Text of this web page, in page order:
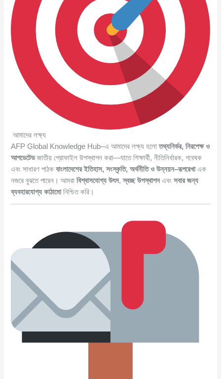
আমাদের লক্ষ্য
AFP Global Knowledge Hub–এ আমাদের লক্ষ্য হলোতথ্যনির্ভর, নিরপেক্ষ ও
আপডেটেডজাতীয় প্রোফাইল উপস্থাপন করা—যাতে শিক্ষার্থী, নীতিনির্ধারক, গবেষক
এবং সাধারণ পাঠকবাংলাদেশের ইতিহাস, সংস্কৃতি, অর্থনীতি ও উন্নয়ন–রূপরেখাএক
নজরে বুঝতে পারেন। আমরাবিশ্বাসযোগ্য উৎস,স্বচ্ছ উপস্থাপনএবংসবার জন্য
ব্যবহারযোগ্য কাঠামোনিশ্চিত করি।